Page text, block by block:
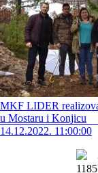
MKF LIDER
u Mostaru i Konjicu
14.12.2022. 11:00:00
1185